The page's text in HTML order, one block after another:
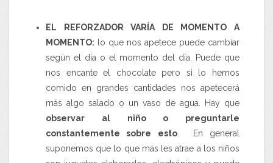
EL REFORZADOR VARÍA DE MOMENTO A
MOMENTO: lo que nos apetece puede cambiar
según el día o el momento del día. Puede que
nos encante el chocolate pero si lo hemos
comido en grandes cantidades nos apetecerá
más algo salado o un vaso de agua. Hay que
observar al niño o preguntarle
constantemente sobre esto. En general
suponemos que lo que más les atrae a los niños